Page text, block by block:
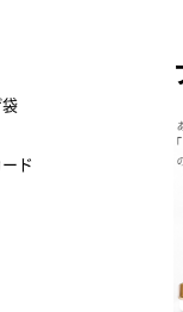
ド